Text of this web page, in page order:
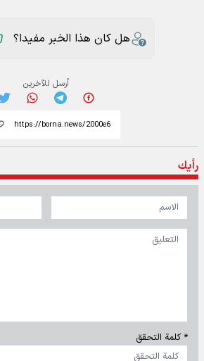
هل كان هذا الخبر مفيدا؟
أرسل للآخرين
رأيك
* كلمة التحقق